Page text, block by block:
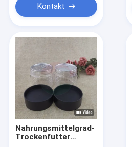
Kontakt
Nahrungsmittelgrad-
Trockenfutter